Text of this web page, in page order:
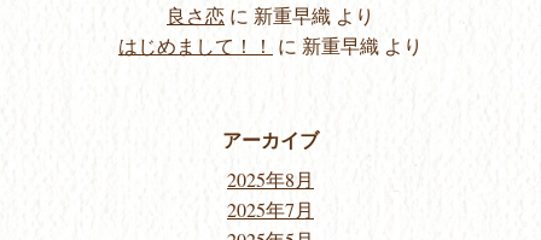
良さ恋 に 新重早織 より
はじめまして！！ に 新重早織 より
アーカイブ
2025年8月
2025年7月